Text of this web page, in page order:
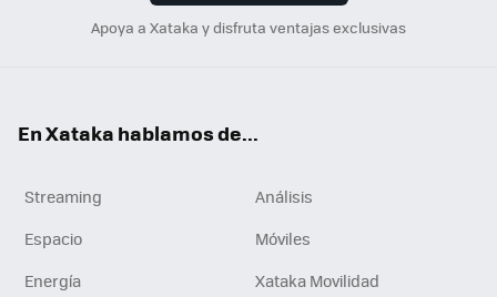
Apoya a Xataka y disfruta ventajas exclusivas
En Xataka hablamos de...
Streaming
Análisis
Espacio
Móviles
Energía
Xataka Movilidad